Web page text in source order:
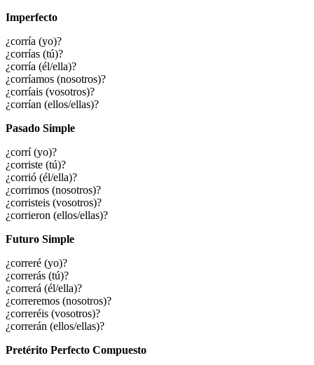
Imperfecto
¿corría (yo)?
¿corrías (tú)?
¿corría (él/ella)?
¿corríamos (nosotros)?
¿corríais (vosotros)?
¿corrían (ellos/ellas)?
Pasado Simple
¿corrí (yo)?
¿corriste (tú)?
¿corrió (él/ella)?
¿corrimos (nosotros)?
¿corristeis (vosotros)?
¿corrieron (ellos/ellas)?
Futuro Simple
¿correré (yo)?
¿correrás (tú)?
¿correrá (él/ella)?
¿correremos (nosotros)?
¿correréis (vosotros)?
¿correrán (ellos/ellas)?
Pretérito Perfecto Compuesto